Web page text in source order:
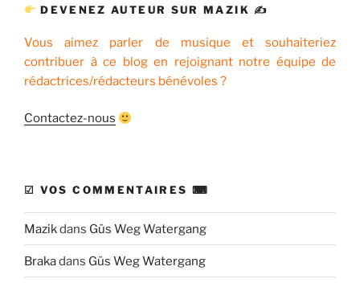
DEVENEZ AUTEUR SUR MAZIK ✍
Vous aimez parler de musique et souhaiteriez
contribuer à ce blog en rejoignant notre équipe de
rédactrices/rédacteurs bénévoles ?
Contactez-nous
☑ VOS COMMENTAIRES ⌨
Mazikdans Güs Weg Watergang
Brakadans Güs Weg Watergang